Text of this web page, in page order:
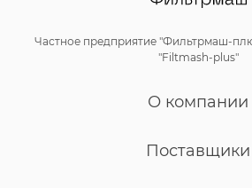
Частное предприятие "Фильтрмаш-
"Filtmash-plus"
О компании
Поставщики